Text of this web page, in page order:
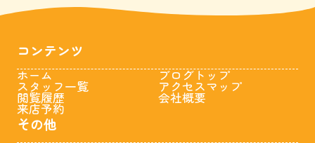
コンテンツ
ホーム
スタッフ一覧
閲覧履歴
来店予約
ブログトップ
アクセスマップ
会社概要
その他